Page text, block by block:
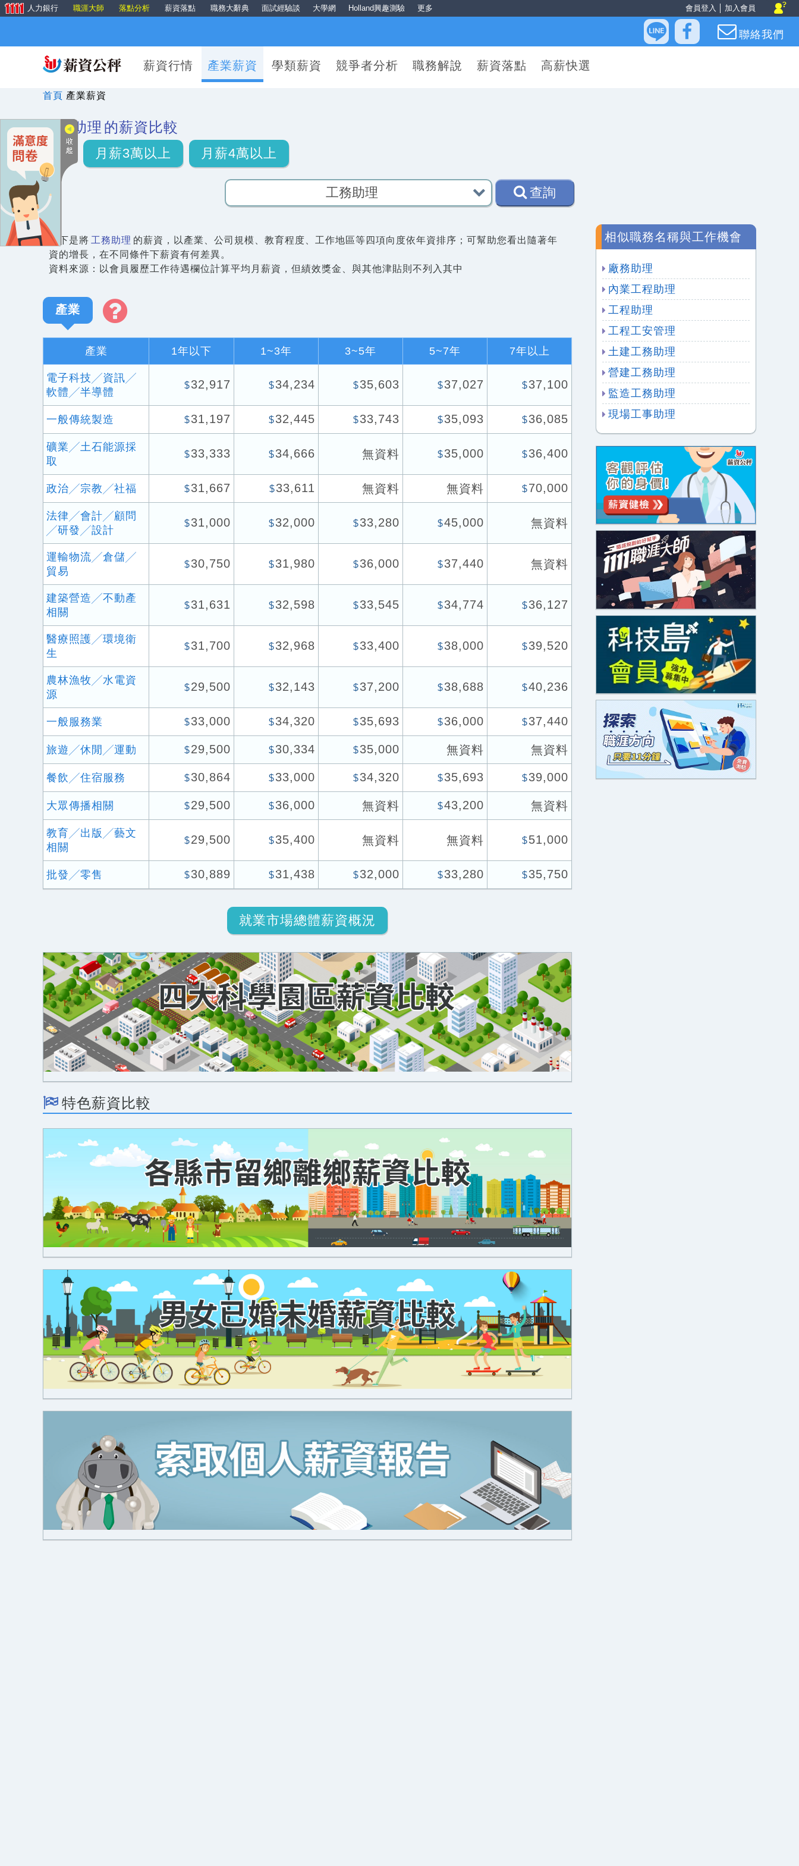
會員登入 加入會員
人力銀行 職涯大師 落點分析 薪資落點 職務大辭典 面試經驗談 大學網 Holland興趣測驗 更多
聯絡我們
薪資行情 產業薪資 學類薪資 競爭者分析 職務解說 薪資落點 高薪快選
首頁 產業薪資
工務助理 的薪資比較
月薪3萬以上 月薪4萬以上
查詢
以下是將 工務助理 的薪資，以產業、公司規模、教育程度、工作地區等四項向度依年資排序；可幫助您看出隨著年
資的增長，在不同條件下薪資有何差異。
資料來源：以會員履歷工作待遇欄位計算平均月薪資，但績效獎金、與其他津貼則不列入其中
產業
產業 1年以下 1~3年 3~5年 5~7年 7年以上
電子科技╱資訊╱
軟體╱半導體
$32,917 $34,234 $35,603 $37,027 $37,100
一般傳統製造 $31,197 $32,445 $33,743 $35,093 $36,085
礦業╱土石能源採
取
$33,333 $34,666 無資料 $35,000 $36,400
政治╱宗教╱社福 $31,667 $33,611 無資料 無資料 $70,000
法律╱會計╱顧問
╱研發╱設計
$31,000 $32,000 $33,280 $45,000 無資料
運輸物流╱倉儲╱
貿易
$30,750 $31,980 $36,000 $37,440 無資料
建築營造╱不動產
相關
$31,631 $32,598 $33,545 $34,774 $36,127
醫療照護╱環境衛
生
$31,700 $32,968 $33,400 $38,000 $39,520
農林漁牧╱水電資
源
$29,500 $32,143 $37,200 $38,688 $40,236
一般服務業 $33,000 $34,320 $35,693 $36,000 $37,440
旅遊╱休閒╱運動 $29,500 $30,334 $35,000 無資料 無資料
餐飲╱住宿服務 $30,864 $33,000 $34,320 $35,693 $39,000
大眾傳播相關 $29,500 $36,000 無資料 $43,200 無資料
教育╱出版╱藝文
相關
$29,500 $35,400 無資料 無資料 $51,000
批發╱零售 $30,889 $31,438 $32,000 $33,280 $35,750
就業市場總體薪資概況
特色薪資比較
相似職務名稱與工作機會
廠務助理
內業工程助理
工程助理
工程工安管理
土建工務助理
營建工務助理
監造工務助理
現場工事助理